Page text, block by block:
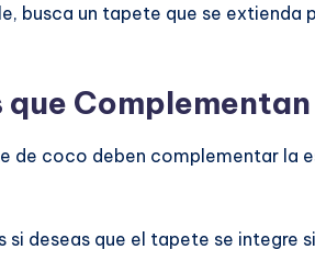
busca un tapete que se extienda
Complementan
de coco deben complementar la
si deseas que el tapete se integre